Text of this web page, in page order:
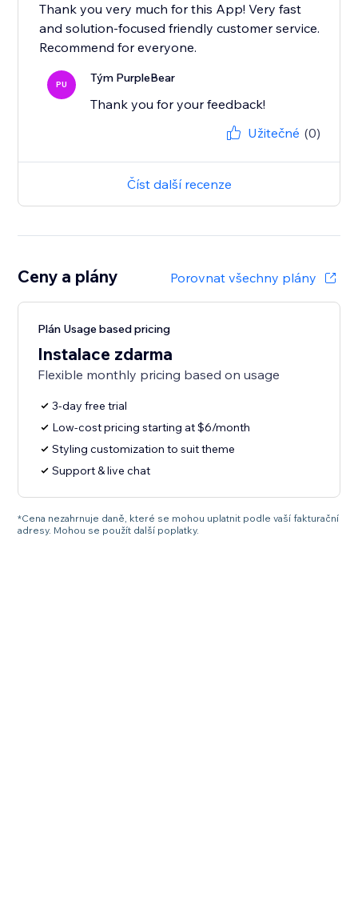
Thank you very much for this App! Very fast
and solution-focused friendly customer service.
Recommend for everyone.
PU Tým PurpleBear
Thank you for your feedback!
Užitečné (0)
Číst další recenze
Ceny a plány Porovnat všechny plány
Plán Usage based pricing
Instalace zdarma
Flexible monthly pricing based on usage
3-day free trial
Low-cost pricing starting at $6/month
Styling customization to suit theme
Support & live chat
*Cena nezahrnuje daně, které se mohou uplatnit podle vaší fakturační
adresy. Mohou se použít další poplatky.